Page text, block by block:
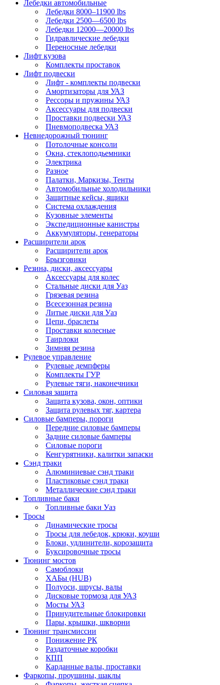
Лебедки автомобильные
Лебедки 8000–11900 lbs
Лебедки 2500—6500 lbs
Лебедки 12000—20000 lbs
Гидравлические лебедки
Переносные лебедки
Лифт кузова
Комплекты проставок
Лифт подвески
Лифт - комплекты подвески
Амортизаторы для УАЗ
Рессоры и пружины УАЗ
Аксессуары для подвески
Проставки подвески УАЗ
Пневмоподвеска УАЗ
Невнедорожный тюнинг
Потолочные консоли
Окна, стеклоподьемники
Электрика
Разное
Палатки, Маркизы, Тенты
Автомобильные холодильники
Защитные кейсы, ящики
Система охлаждения
Кузовные элементы
Экспедиционные канистры
Аккумуляторы, генераторы
Расширители арок
Расширители арок
Брызговики
Резина, диски, аксессуары
Аксессуары для колес
Стальные диски для Уаз
Грязевая резина
Всесезонная резина
Литые диски для Уаз
Цепи, браслеты
Проставки колесные
Таирлоки
Зимняя резина
Рулевое управление
Рулевые демпферы
Комплекты ГУР
Рулевые тяги, наконечники
Силовая защита
Защита кузова, окон, оптики
Защита рулевых тяг, картера
Силовые бамперы, пороги
Передние силовые бамперы
Задние силовые бамперы
Силовые пороги
Кенгурятники, калитки запаски
Сэнд траки
Алюминиевые сэнд траки
Пластиковые сэнд траки
Металлические сэнд траки
Топливные баки
Топливные баки Уаз
Тросы
Динамические тросы
Тросы для лебедок, крюки, коуши
Блоки, удлинители, корозащита
Буксировочные тросы
Тюнинг мостов
Самоблоки
ХАБы (HUB)
Полуоси, шрусы, валы
Дисковые тормоза для УАЗ
Мосты УАЗ
Принудительные блокировки
Пары, крышки, шкворни
Тюнинг трансмиссии
Понижение РК
Раздаточные коробки
КПП
Карданные валы, проставки
Фаркопы, проушины, шаклы